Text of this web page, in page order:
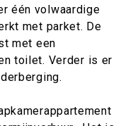
één volwaardige
met parket. De
met een
toilet. Verder is er